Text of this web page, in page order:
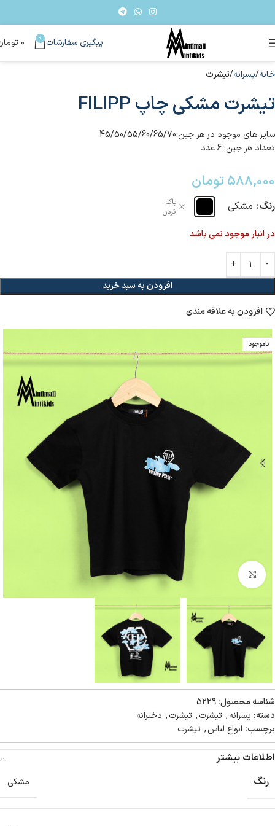
پیگیری سفارشات 0 ۰
خانه پسرانه تیشرت
تیشرت مشکی چاپ FILIPP
سایز های موجود در هر جین:45/50/55/60/65/70
تعداد هر جین: 6 عدد
۵۸۸,۰۰۰تومان
رنگ مشکی
پاک
کردن
در انبار موجود نمی باشد
افزودن به سبد خرید
افزودن به علاقه مندی
ناموجود
بزرگنمایی تصویر
شناسه محصول:5229
دسته: پسرانه, تیشرت, تیشرت, دخترانه
برچسب: انواع لباس, تیشرت
اطلاعات بیشتر
رنگ
مشکی